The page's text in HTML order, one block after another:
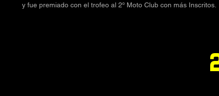
y fue premiado con el trofeo al 2º Moto Club con más Inscritos.